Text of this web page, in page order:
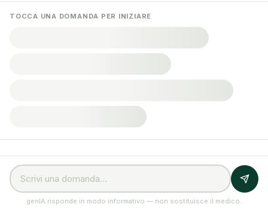
TOCCA UNA DOMANDA PER INIZIARE
genIA risponde in modo informativo — non sostituisce il medico.